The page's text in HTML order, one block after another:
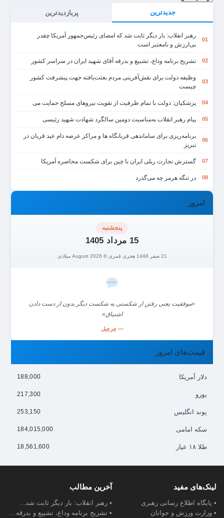
جدیدترین پربازدیدترین
01
رهبر انقلاب: بار دیگر ثابت شد که امضای رئیس‌جمهور آمریکا چقدر
بی‌ارزش و نامعتبر است
02 تشریح برنامه وداع، تشییع و بدرقه آقای شهید ایران در سراسر کشور
03
وظیفه دولت برای نقش‌آفرینی مردم بعثت‌یافته جهت پیشرفت کشور
چیست
04 پزشکیان: دولت با تمام ظرفیت از تقویت نیروهای مسلح حمایت می
05 پیام رهبر انقلاب به‌مناسبت دومین سالگرد شهادت شهید رئیسی
06
برنامه‌ریزی برای ساماندهی قربانگاه ها و مراکز عرضه دام عید قربان در
تبریز
07 گسترش تجارت ریلی ایران با چین برای شکست محاصره آمریکا
08 در تنگه هرمز چه می‌گذرد
امروز
پنجشنبه
15 مرداد 1405
21 صفر 1448 هجری قمری •6 August 2026 میلادی
«موفقیت یعنی رفتن از شکستی به شکست دیگر بدون از دست دادن
اشتیاق»
— چرچیل
قیمت‌های امروز
دلار آمریکا 188,000
یورو 217,300
پوند انگلیس 253,150
سکه امامی 184,015,000
طلا ۱۸ عیار 18,561,600
لینک‌های مفید
• پایگاه اطلاع رسانی رهبری
• وزارت ورزش و جوانان
آخرین مطالب
• رهبر انقلاب: بار دیگر ثابت شد…
• تشریح برنامه وداع، تشییع و بدرقه…